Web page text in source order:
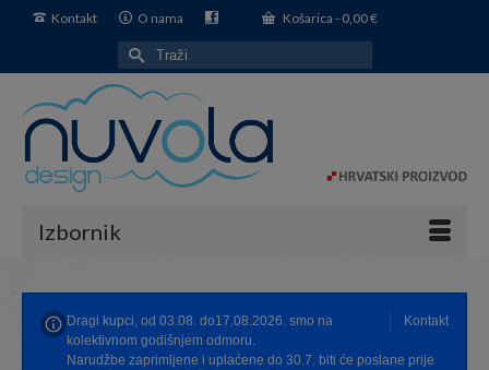
Kontakt O nama Košarica - 0,00€
Search
for:
Izbornik
Kontakt
Dragi kupci, od 03.08. do17.08.2026. smo na
kolektivnom godišnjem odmoru.
Narudžbe zaprimljene i uplaćene do 30.7. biti će poslane prije